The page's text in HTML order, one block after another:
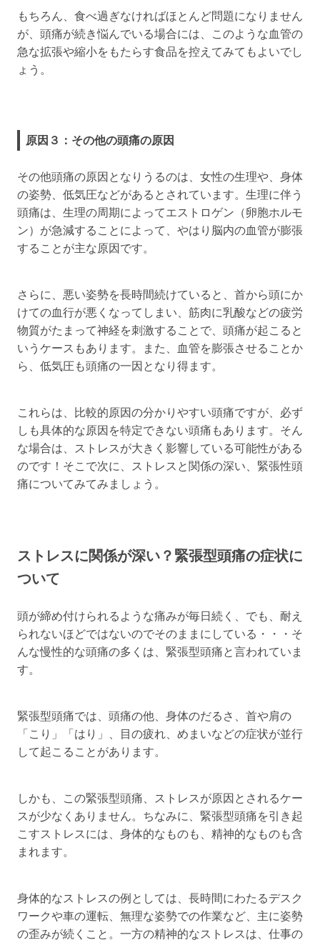
もちろん、食べ過ぎなければほとんど問題になりません
が、頭痛が続き悩んでいる場合には、このような血管の
急な拡張や縮小をもたらす食品を控えてみてもよいでし
ょう。
原因３：その他の頭痛の原因
その他頭痛の原因となりうるのは、女性の生理や、身体
の姿勢、低気圧などがあるとされています。生理に伴う
頭痛は、生理の周期によってエストロゲン（卵胞ホルモ
ン）が急減することによって、やはり脳内の血管が膨張
することが主な原因です。
さらに、悪い姿勢を長時間続けていると、首から頭にか
けての血行が悪くなってしまい、筋肉に乳酸などの疲労
物質がたまって神経を刺激することで、頭痛が起こると
いうケースもあります。また、血管を膨張させることか
ら、低気圧も頭痛の一因となり得ます。
これらは、比較的原因の分かりやすい頭痛ですが、必ず
しも具体的な原因を特定できない頭痛もあります。そん
な場合は、ストレスが大きく影響している可能性がある
のです！そこで次に、ストレスと関係の深い、緊張性頭
痛についてみてみましょう。
ストレスに関係が深い？緊張型頭痛の症状に
ついて
頭が締め付けられるような痛みが毎日続く、でも、耐え
られないほどではないのでそのままにしている・・・そ
んな慢性的な頭痛の多くは、緊張型頭痛と言われていま
す。
緊張型頭痛では、頭痛の他、身体のだるさ、首や肩の
「こり」「はり」、目の疲れ、めまいなどの症状が並行
して起こることがあります。
しかも、この緊張型頭痛、ストレスが原因とされるケー
スが少なくありません。ちなみに、緊張型頭痛を引き起
こすストレスには、身体的なものも、精神的なものも含
まれます。
身体的なストレスの例としては、長時間にわたるデスク
ワークや車の運転、無理な姿勢での作業など、主に姿勢
の歪みが続くこと。一方の精神的なストレスは、仕事の